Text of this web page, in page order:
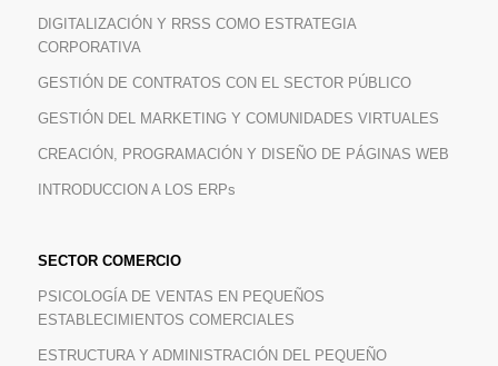
DIGITALIZACIÓN Y RRSS COMO ESTRATEGIA
CORPORATIVA
GESTIÓN DE CONTRATOS CON EL SECTOR PÚBLICO
GESTIÓN DEL MARKETING Y COMUNIDADES VIRTUALES
CREACIÓN, PROGRAMACIÓN Y DISEÑO DE PÁGINAS WEB
INTRODUCCION A LOS ERPs
SECTOR COMERCIO
PSICOLOGÍA DE VENTAS EN PEQUEÑOS
ESTABLECIMIENTOS COMERCIALES
ESTRUCTURA Y ADMINISTRACIÓN DEL PEQUEÑO